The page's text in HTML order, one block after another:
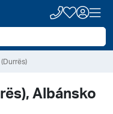
Albánsko